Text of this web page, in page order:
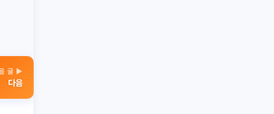
글 ▶
다음